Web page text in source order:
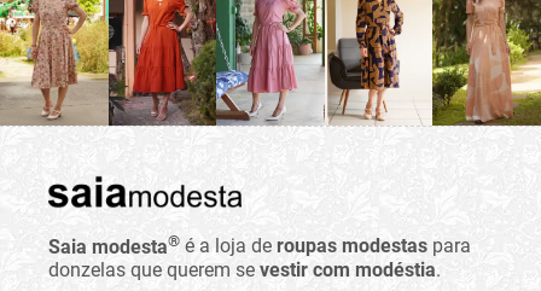
Saia modesta® é a loja de roupas modestas para
donzelas que querem se vestir com modéstia.